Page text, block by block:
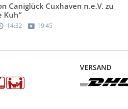
Caniglück Cuxhaven n.e.V. zu
Kuh“
14:32 19:45
VERSAND